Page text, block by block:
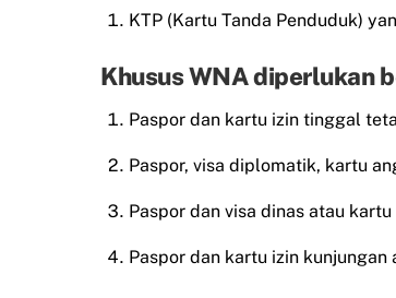
KTP (Kartu Tanda Penduduk)
Khusus WNA diperlukan
Paspor dan kartu izin tinggal
Paspor, visa diplomatik, kartu
Paspor dan visa dinas atau
Paspor dan kartu izin